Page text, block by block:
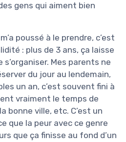
gens qui aiment bien
poussé à le prendre, c’est
: plus de 3 ans, ça laisse
Mes parents ne
du jour au lendemain,
un an, c’est souvent fini à
vraiment le temps de
bonne ville, etc. C’est un
que la peur avec ce genre
que ça finisse au fond d’un